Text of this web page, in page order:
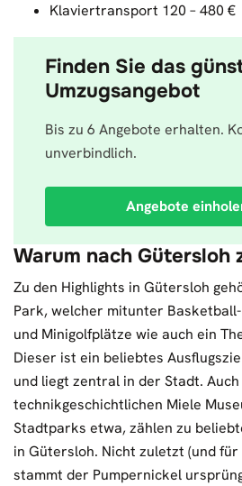
Klaviertransport 120 – 480 €
Finden Sie das
Umzugsangebot
Bis zu 6 Angebote erhalten.
unverbindlich.
Angebote
Warum nach Gütersloh
Zu den Highlights in Gütersloh
Park, welcher mitunter
und Minigolfplätze wie auch ein
Dieser ist ein beliebtes
und liegt zentral in der Stadt.
technikgeschichtlichen Miele
Stadtparks etwa, zählen zu
in Gütersloh. Nicht zuletzt (und
stammt der Pumpernickel